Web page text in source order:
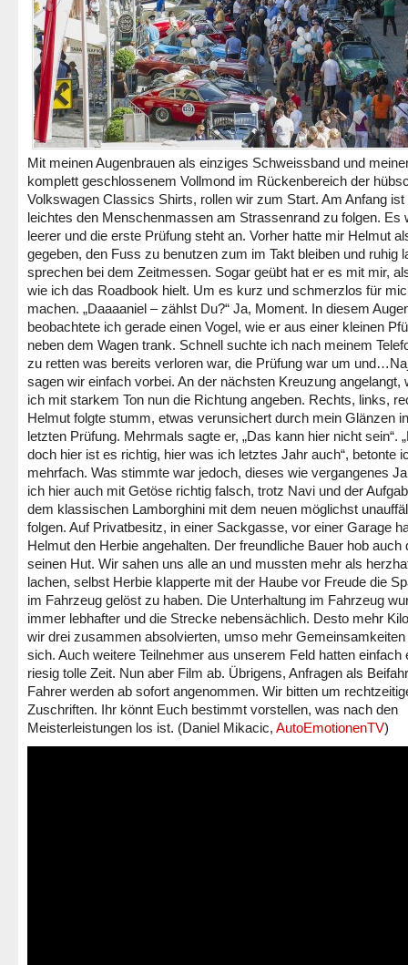
Mit meinen Augenbrauen als einziges Schweissband und
komplett geschlossenem Vollmond im Rückenbereich der
Volkswagen Classics Shirts, rollen wir zum Start. Am Anfang ist
leichtes den Menschenmassen am Strassenrand zu folgen. Es
leerer und die erste Prüfung steht an. Vorher hatte mir Helmut
gegeben, den Fuss zu benutzen zum im Takt bleiben und ruhig
sprechen bei dem Zeitmessen. Sogar geübt hat er es mit mir,
wie ich das Roadbook hielt. Um es kurz und schmerzlos für
machen. „Daaaaniel – zählst Du?“ Ja, Moment. In diesem
beobachtete ich gerade einen Vogel, wie er aus einer kleinen
neben dem Wagen trank. Schnell suchte ich nach meinem
zu retten was bereits verloren war, die Prüfung war um
sagen wir einfach vorbei. An der nächsten Kreuzung angelangt,
ich mit starkem Ton nun die Richtung angeben. Rechts, links,
Helmut folgte stumm, etwas verunsichert durch mein Glänzen
letzten Prüfung. Mehrmals sagte er, „Das kann hier nicht sein“.
doch hier ist es richtig, hier was ich letztes Jahr auch“, betonte
mehrfach. Was stimmte war jedoch, dieses wie vergangenes
ich hier auch mit Getöse richtig falsch, trotz Navi und der
dem klassischen Lamborghini mit dem neuen möglichst
folgen. Auf Privatbesitz, in einer Sackgasse, vor einer Garage
Helmut den Herbie angehalten. Der freundliche Bauer hob auch
seinen Hut. Wir sahen uns alle an und mussten mehr als
lachen, selbst Herbie klapperte mit der Haube vor Freude die
im Fahrzeug gelöst zu haben. Die Unterhaltung im Fahrzeug
immer lebhafter und die Strecke nebensächlich. Desto mehr
wir drei zusammen absolvierten, umso mehr Gemeinsamkeiten
sich. Auch weitere Teilnehmer aus unserem Feld hatten einfach
riesig tolle Zeit. Nun aber Film ab. Übrigens, Anfragen als
Fahrer werden ab sofort angenommen. Wir bitten um
Zuschriften. Ihr könnt Euch bestimmt vorstellen, was nach den
Meisterleistungen los ist. (Daniel Mikacic, AutoEmotionenTV)